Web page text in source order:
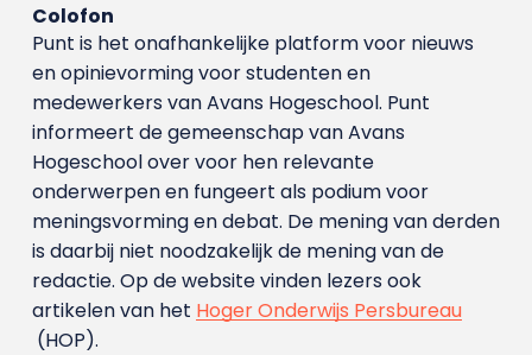
Colofon
Punt is het onafhankelijke platform voor nieuws
en opinievorming voor studenten en
medewerkers van Avans Hoge­school. Punt
informeert de gemeenschap van Avans
Hogeschool over voor hen relevante
onderwerpen en fungeert als podium voor
meningsvorming en debat. De mening van derden
is daarbij niet noodzakelijk de mening van de
redactie. Op de website vinden lezers ook
artikelen van het Hoger Onderwijs Persbureau
(HOP).